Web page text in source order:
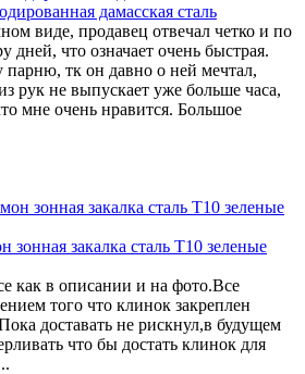
дамасская сталь
виде, продавец отвечал четко и по
дней, что означает очень быстрая.
парню, тк он давно о ней мечтал,
рук не выпускает уже больше часа,
мне очень нравится. Большое
зонная закалка сталь T10 зеленые
как в описании и на фото.Все
того что клинок закреплен
доставать не рискнул,в будущем
что бы достать клинок для